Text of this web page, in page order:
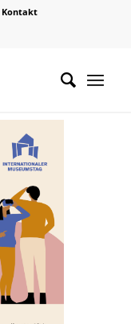
Kontakt